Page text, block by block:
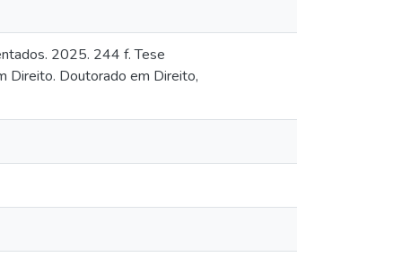
2025. 244 f. Tese
Direito. Doutorado em Direito,